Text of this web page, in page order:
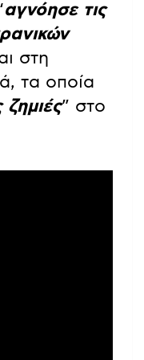
αγνόησε τις
στη
τα οποία
” στο